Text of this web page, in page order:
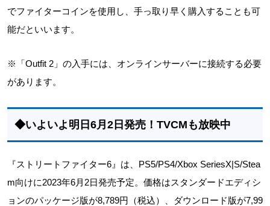
でファイターコインを使用し、手っ取り早く購入することも可
能だといいます。
※「Outfit 2」の入手には、オンラインサーバーに接続する必要
があります。
◆いよいよ明日6月2日発売！TVCMも放映中
『ストリートファイター6』は、PS5/PS4/Xbox SeriesX|S/Stea
m向けに2023年6月2日発売予定。価格はスタンダードエディシ
ョンのパッケージ版が8,789円（税込）、ダウンロード版が7,99